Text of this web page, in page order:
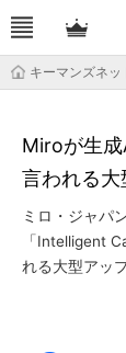
キーマンズネッ
Miroが生
言われる
ミロ・ジャパ
「Intelligent
れる大型アッ